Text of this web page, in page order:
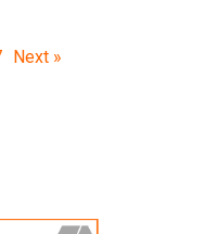
Next »